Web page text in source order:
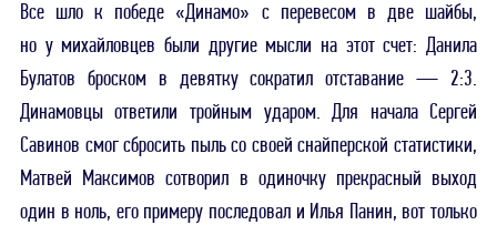
Все шло к победе «Динамо» с перевесом в две шайбы,
но у михайловцев были другие мысли на этот счет: Данила
Булатов броском в девятку сократил отставание — 2:3.
Динамовцы ответили тройным ударом. Для начала Сергей
Савинов смог сбросить пыль со своей снайперской статистики,
Матвей Максимов сотворил в одиночку прекрасный выход
один в ноль, его примеру последовал и Илья Панин, вот только